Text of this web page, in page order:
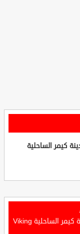
كيمر الساحلية
تعرف على نادي فايكنغ ابارت هوتيل في مدينة كيمر الساحلية Viking